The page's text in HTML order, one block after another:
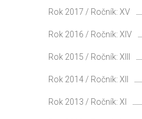
Rok 2017 / Ročník: XV
Rok 2016 / Ročník: XIV
Rok 2015 / Ročník: XIII
Rok 2014 / Ročník: XII
Rok 2013 / Ročník: XI